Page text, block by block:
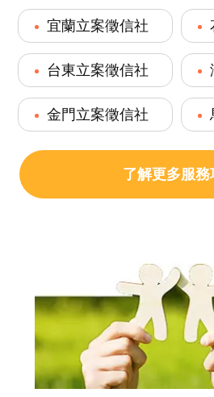
宜蘭立案徵信社
台東立案徵信社
金門立案徵信社
了解更多服務